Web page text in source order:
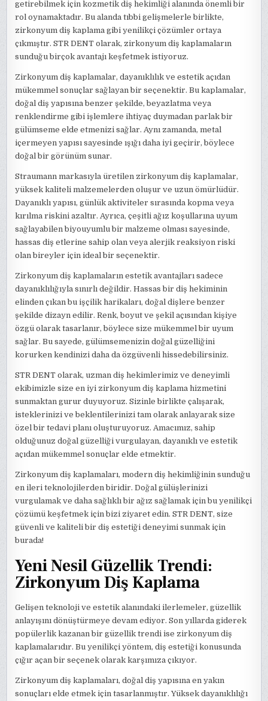
getirebilmek için kozmetik diş hekimliği alanında önemli bir
rol oynamaktadır. Bu alanda tıbbi gelişmelerle birlikte,
zirkonyum diş kaplama gibi yenilikçi çözümler ortaya
çıkmıştır. STR DENT olarak, zirkonyum diş kaplamaların
sunduğu birçok avantajı keşfetmek istiyoruz.
Zirkonyum diş kaplamalar, dayanıklılık ve estetik açıdan
mükemmel sonuçlar sağlayan bir seçenektir. Bu kaplamalar,
doğal diş yapısına benzer şekilde, beyazlatma veya
renklendirme gibi işlemlere ihtiyaç duymadan parlak bir
gülümseme elde etmenizi sağlar. Aynı zamanda, metal
içermeyen yapısı sayesinde ışığı daha iyi geçirir, böylece
doğal bir görünüm sunar.
Straumann markasıyla üretilen zirkonyum diş kaplamalar,
yüksek kaliteli malzemelerden oluşur ve uzun ömürlüdür.
Dayanıklı yapısı, günlük aktiviteler sırasında kopma veya
kırılma riskini azaltır. Ayrıca, çeşitli ağız koşullarına uyum
sağlayabilen biyouyumlu bir malzeme olması sayesinde,
hassas diş etlerine sahip olan veya alerjik reaksiyon riski
olan bireyler için ideal bir seçenektir.
Zirkonyum diş kaplamaların estetik avantajları sadece
dayanıklılığıyla sınırlı değildir. Hassas bir diş hekiminin
elinden çıkan bu işçilik harikaları, doğal dişlere benzer
şekilde dizayn edilir. Renk, boyut ve şekil açısından kişiye
özgü olarak tasarlanır, böylece size mükemmel bir uyum
sağlar. Bu sayede, gülümsemenizin doğal güzelliğini
korurken kendinizi daha da özgüvenli hissedebilirsiniz.
STR DENT olarak, uzman diş hekimlerimiz ve deneyimli
ekibimizle size en iyi zirkonyum diş kaplama hizmetini
sunmaktan gurur duyuyoruz. Sizinle birlikte çalışarak,
isteklerinizi ve beklentilerinizi tam olarak anlayarak size
özel bir tedavi planı oluşturuyoruz. Amacımız, sahip
olduğunuz doğal güzelliği vurgulayan, dayanıklı ve estetik
açıdan mükemmel sonuçlar elde etmektir.
Zirkonyum diş kaplamaları, modern diş hekimliğinin sunduğu
en ileri teknolojilerden biridir. Doğal gülüşlerinizi
vurgulamak ve daha sağlıklı bir ağız sağlamak için bu yenilikçi
çözümü keşfetmek için bizi ziyaret edin. STR DENT, size
güvenli ve kaliteli bir diş estetiği deneyimi sunmak için
burada!
Yeni Nesil Güzellik Trendi:
Zirkonyum Diş Kaplama
Gelişen teknoloji ve estetik alanındaki ilerlemeler, güzellik
anlayışını dönüştürmeye devam ediyor. Son yıllarda giderek
popülerlik kazanan bir güzellik trendi ise zirkonyum diş
kaplamalarıdır. Bu yenilikçi yöntem, diş estetiği konusunda
çığır açan bir seçenek olarak karşımıza çıkıyor.
Zirkonyum diş kaplamaları, doğal diş yapısına en yakın
sonuçları elde etmek için tasarlanmıştır. Yüksek dayanıklılığı